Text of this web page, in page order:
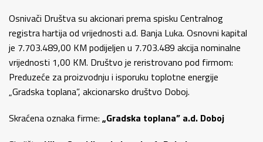
Osnivači Društva su akcionari prema spisku Centralnog
registra hartija od vrijednosti a.d. Banja Luka. Osnovni kapital
je 7.703.489,00 KM podijeljen u 7.703.489 akcija nominalne
vrijednosti 1,00 KM. Društvo je reristrovano pod firmom:
Preduzeće za proizvodnju i isporuku toplotne energije
„Gradska toplana”, akcionarsko društvo Doboj.
Skraćena oznaka firme: „Gradska toplana” a.d. Doboj